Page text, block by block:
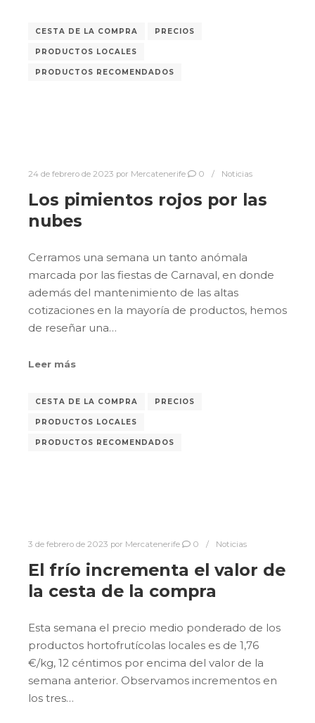
CESTA DE LA COMPRA PRECIOS
PRODUCTOS LOCALES
PRODUCTOS RECOMENDADOS
24 de febrero de 2023 por Mercatenerife 0 Noticias
Los pimientos rojos por las
nubes
Cerramos una semana un tanto anómala
marcada por las fiestas de Carnaval, en donde
además del mantenimiento de las altas
cotizaciones en la mayoría de productos, hemos
de reseñar una…
Leer más
CESTA DE LA COMPRA PRECIOS
PRODUCTOS LOCALES
PRODUCTOS RECOMENDADOS
3 de febrero de 2023 por Mercatenerife 0 Noticias
El frío incrementa el valor de
la cesta de la compra
Esta semana el precio medio ponderado de los
productos hortofrutícolas locales es de 1,76
€/kg, 12 céntimos por encima del valor de la
semana anterior. Observamos incrementos en
los tres…